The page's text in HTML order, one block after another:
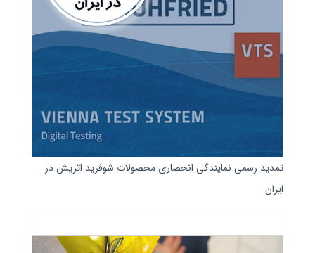
تمدید رسمی نمایندگی انحصاری محصولات شوفرید اتریش در
ایران